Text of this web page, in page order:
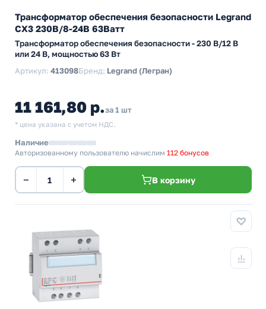
Трансформатор обеспечения безопасности Legrand
CX3 230В/8-24В 63Ватт
Трансформатор обеспечения безопасности - 230 В/12 В
или 24 В, мощностью 63 Вт
Артикул: 413098Бренд: Legrand (Легран)
11 161,80 р.за 1 шт
* цена указана с учетом НДС.
Наличие
Авторизованному пользователю начислим 112 бонусов
− + В корзину